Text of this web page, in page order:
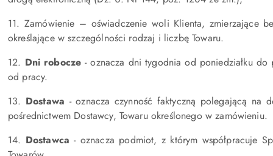
11. Zamówienie – oświadczenie woli Klienta, zmierzające
określające w szczególności rodzaj i liczbę Towaru.
12. Dni robocze - oznacza dni tygodnia od poniedziałku do
od pracy.
13. Dostawa - oznacza czynność faktyczną polegającą na
pośrednictwem Dostawcy, Towaru określonego w zamówieniu.
14. Dostawca - oznacza podmiot, z którym współpracuje